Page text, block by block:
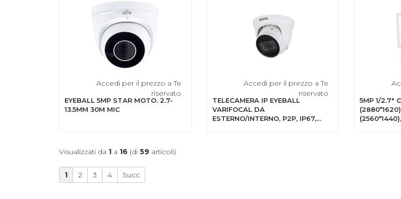
Accedi per il prezzo a Te
riservato
EYEBALL 5MP STAR MOTO. 2.7-
13.5MM 30M MIC
Accedi per il prezzo a Te
riservato
TELECAMERA IP EYEBALL
VARIFOCAL DA
ESTERNO/INTERNO, P2P, IP67,
5MP 1/2.7"
Visualizzati da 1 a 16 (di 59 articoli)
1 2 3 4 Succ